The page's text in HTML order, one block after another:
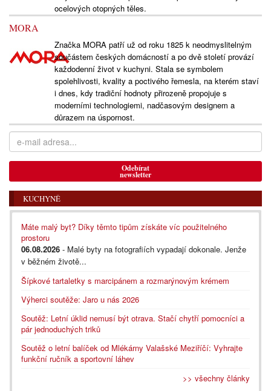
ocelových otopných těles.
MORA
Značka MORA patří už od roku 1825 k neodmyslitelným
součástem českých domácností a po dvě století provází
každodenní život v kuchyni. Stala se symbolem
spolehlivosti, kvality a poctivého řemesla, na kterém staví
i dnes, kdy tradiční hodnoty přirozeně propojuje s
moderními technologiemi, nadčasovým designem a
důrazem na úspornost.
Odebírat
newsletter
KUCHYNĚ
Máte malý byt? Díky těmto tipům získáte víc použitelného
prostoru
06.08.2026 - Malé byty na fotografiích vypadají dokonale. Jenže
v běžném životě...
Šípkové tartaletky s marcipánem a rozmarýnovým krémem
Výherci soutěže: Jaro u nás 2026
Soutěž: Letní úklid nemusí být otrava. Stačí chytří pomocníci a
pár jednoduchých triků
Soutěž o letní balíček od Mlékárny Valašské Meziříčí: Vyhrajte
funkční ručník a sportovní láhev
>> všechny články